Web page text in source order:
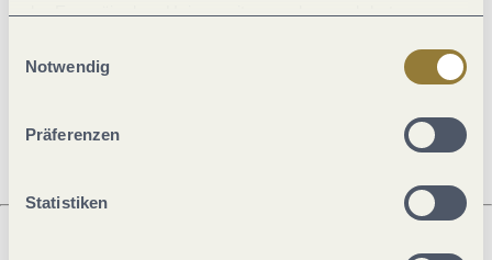
der Europäischen Union weitergegeben und dort
jederzeit widerrufen werden. Mit der Auswahl "Alle
ablehnen" kann es zu Beeinträchtigungen in der Nutzung
Notwendig
Präferenzen
Statistiken
Allgemeine Informationen